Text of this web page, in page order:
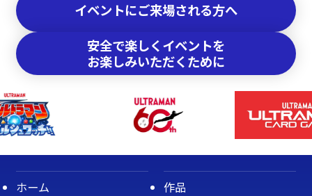
イベントにご来場される方へ
安全で楽しくイベントを
お楽しみいただくために
ホーム
作品